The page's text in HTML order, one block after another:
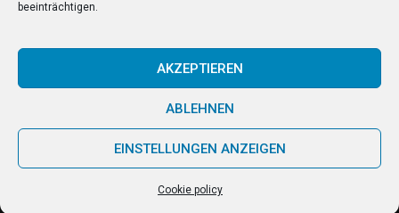
beeinträchtigen.
AKZEPTIEREN
ABLEHNEN
EINSTELLUNGEN ANZEIGEN
Cookie policy
Contact